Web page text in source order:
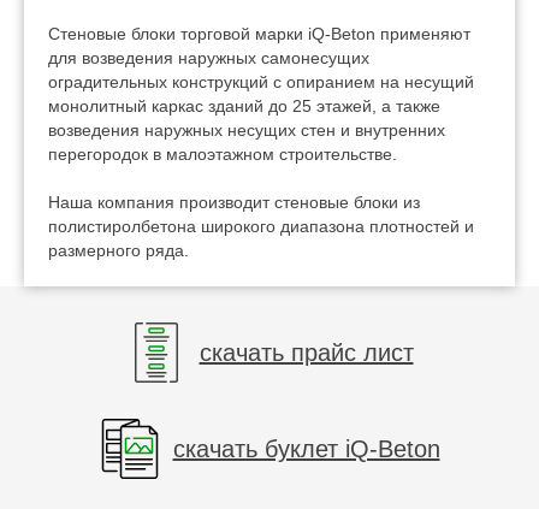
Стеновые блоки торговой марки iQ-Beton применяют
для возведения наружных самонесущих
оградительных конструкций с опиранием на несущий
монолитный каркас зданий до 25 этажей, а также
возведения наружных несущих стен и внутренних
перегородок в малоэтажном строительстве.
Наша компания производит стеновые блоки из
полистиролбетона широкого диапазона плотностей и
размерного ряда.
скачать прайс лист
скачать буклет iQ-Beton